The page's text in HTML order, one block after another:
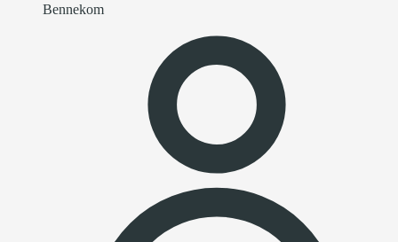
Bennekom